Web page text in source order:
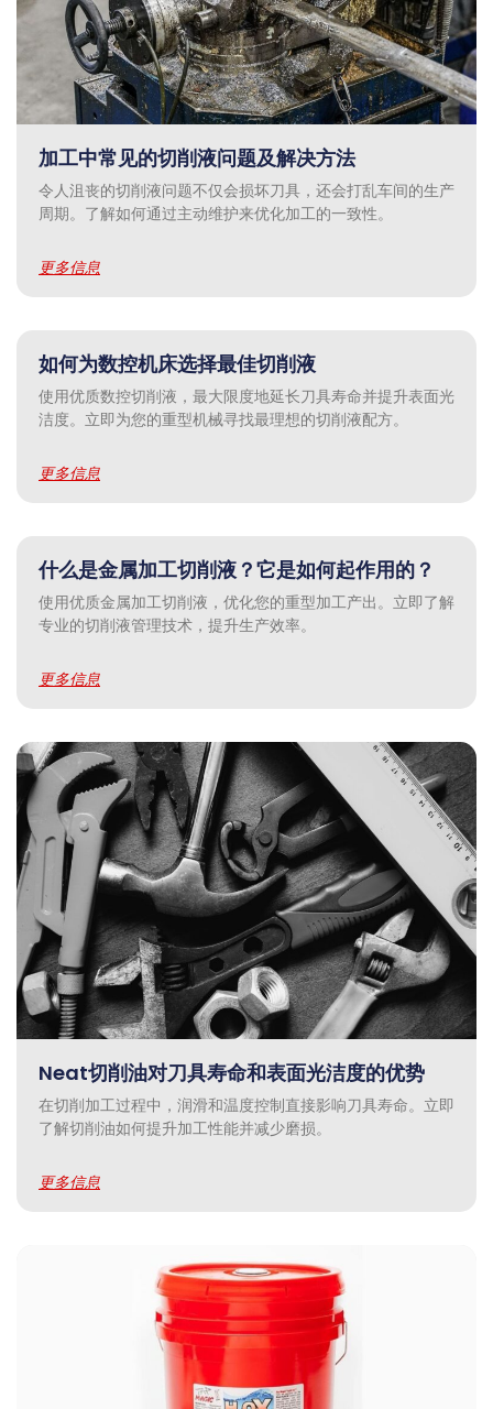
加工中常见的切削液问题及解决方法
令人沮丧的切削液问题不仅会损坏刀具，还会打乱车间的生产
周期。了解如何通过主动维护来优化加工的一致性。
更多信息
如何为数控机床选择最佳切削液
使用优质数控切削液，最大限度地延长刀具寿命并提升表面光
洁度。立即为您的重型机械寻找最理想的切削液配方。
更多信息
什么是金属加工切削液？它是如何起作用的？
使用优质金属加工切削液，优化您的重型加工产出。立即了解
专业的切削液管理技术，提升生产效率。
更多信息
Neat切削油对刀具寿命和表面光洁度的优势
在切削加工过程中，润滑和温度控制直接影响刀具寿命。立即
了解切削油如何提升加工性能并减少磨损。
更多信息